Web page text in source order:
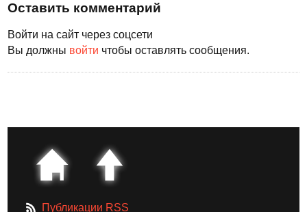
Оставить комментарий
Войти на сайт через соцсети
Вы должны войти чтобы оставлять сообщения.
Публикации RSS